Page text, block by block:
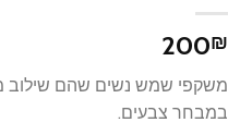
200₪
משקפי שמש נשים שהם שילוב
במבחר צבעים.